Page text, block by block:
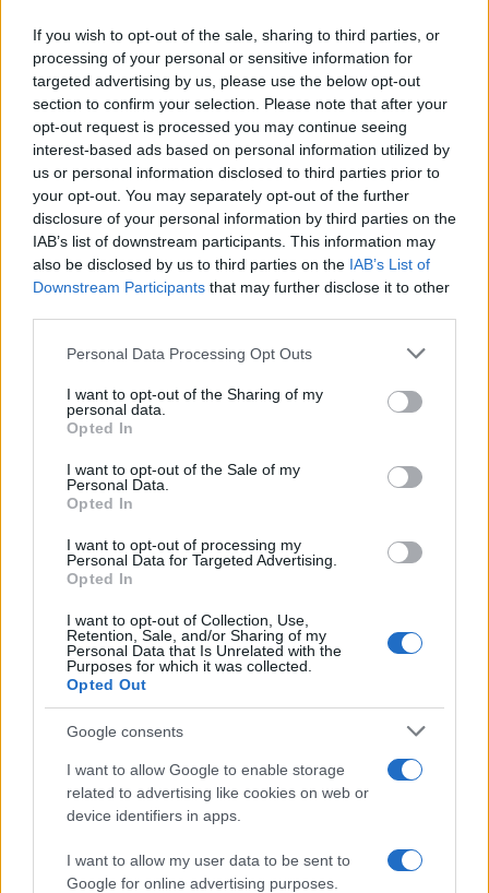
If you wish to opt-out of the sale, sharing to third parties, or
processing of your personal or sensitive information for
targeted advertising by us, please use the below opt-out
section to confirm your selection. Please note that after your
opt-out request is processed you may continue seeing
interest-based ads based on personal information utilized by
us or personal information disclosed to third parties prior to
your opt-out. You may separately opt-out of the further
disclosure of your personal information by third parties on the
IAB’s list of downstream participants. This information may
also be disclosed by us to third parties on the IAB’s List of
Downstream Participants that may further disclose it to other
Please note that this website/app uses one or more Google
not limited to your visit or usage behaviour. You may click to
grant or deny consent to Google and its third-party tags to
use your data for below specified purposes in below Google
consent section.
Personal Data Processing Opt Outs
I want to opt-out of the Sharing of my
personal data.
Opted In
I want to opt-out of the Sale of my
Personal Data.
Opted In
I want to opt-out of processing my
Personal Data for Targeted Advertising.
Opted In
I want to opt-out of Collection, Use,
Retention, Sale, and/or Sharing of my
Personal Data that Is Unrelated with the
Purposes for which it was collected.
Opted Out
Google consents
I want to allow Google to enable storage
related to advertising like cookies on web or
device identifiers in apps.
I want to allow my user data to be sent to
Google for online advertising purposes.
Cosa ci riserverà il futuro della moda? La risposta ti
sorprenderà!
La sua carriera è un invito a rimanere aperti al
cambiamento, a esplorare la bellezza
nell’imperfezione e a celebrare l’individualità. Con
ogni collezione, Rei Kawakubo ci ricorda che la
moda è molto più di tessuti e colori: è un potente
strumento di espressione e di riflessione sociale.
attraverso i suoi occhi?
AUTORE